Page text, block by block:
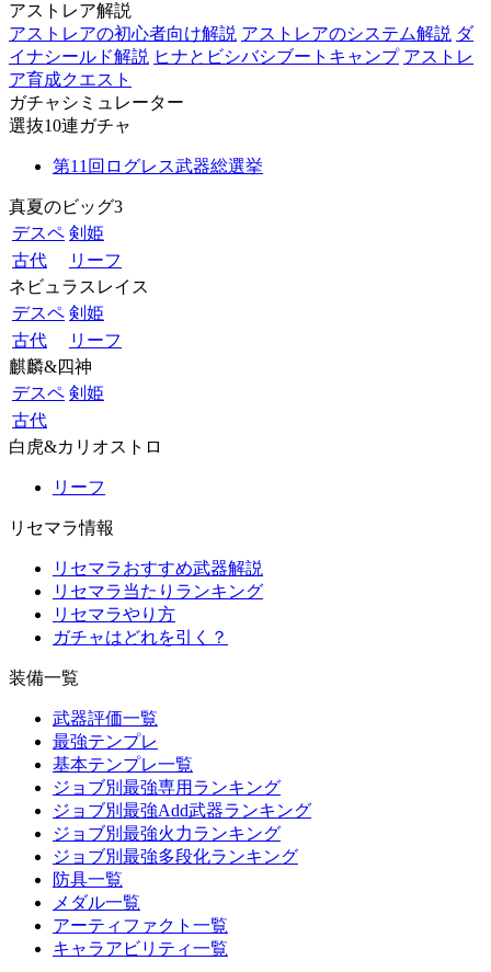
アストレア解説
アストレアの初心者向け解説 アストレアのシステム解説 ダ
イナシールド解説 ヒナとビシバシブートキャンプ アストレ
ア育成クエスト
ガチャシミュレーター
選抜10連ガチャ
第11回ログレス武器総選挙
真夏のビッグ3
デスペ 剣姫
古代
リーフ
ネビュラスレイス
デスペ 剣姫
古代
リーフ
麒麟&四神
デスペ 剣姫
古代
白虎&カリオストロ
リーフ
リセマラ情報
リセマラおすすめ武器解説
リセマラ当たりランキング
リセマラやり方
ガチャはどれを引く？
装備一覧
武器評価一覧
最強テンプレ
基本テンプレ一覧
ジョブ別最強専用ランキング
ジョブ別最強Add武器ランキング
ジョブ別最強火力ランキング
ジョブ別最強多段化ランキング
防具一覧
メダル一覧
アーティファクト一覧
キャラアビリティ一覧